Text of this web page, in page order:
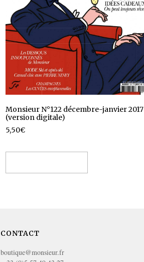
Monsieur N°122 décembre-janvier 2017
(version digitale)
5,50€
CONTACT
boutique@monsieur.fr